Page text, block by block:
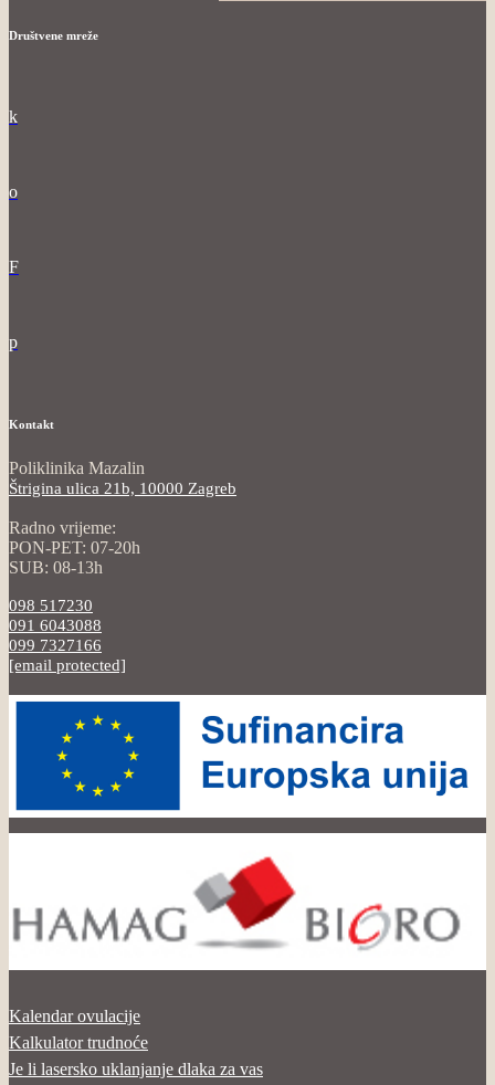
Društvene mreže
k
o
F
p
Kontakt
Poliklinika Mazalin
Štrigina ulica 21b, 10000 Zagreb
Radno vrijeme:
PON-PET: 07-20h
SUB: 08-13h
098 517230
091 6043088
099 7327166
[email protected]
Kalendar ovulacije
Kalkulator trudnoće
Je li lasersko uklanjanje dlaka za vas